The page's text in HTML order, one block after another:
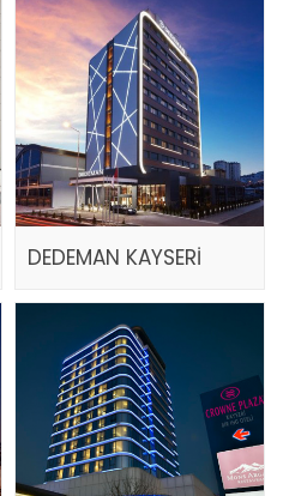
DEDEMAN KAYSERİ